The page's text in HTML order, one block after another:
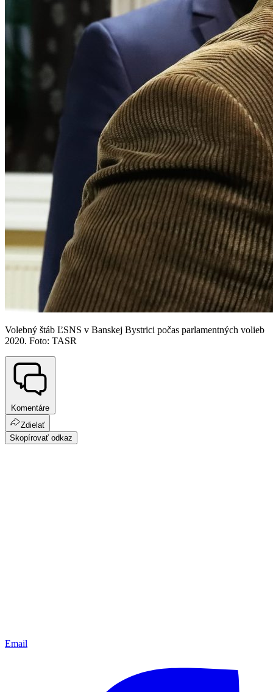
Volebný štáb ĽSNS v Banskej Bystrici počas parlamentných volieb
2020. Foto: TASR
Komentáre
Zdielať
Skopírovať odkaz
Email